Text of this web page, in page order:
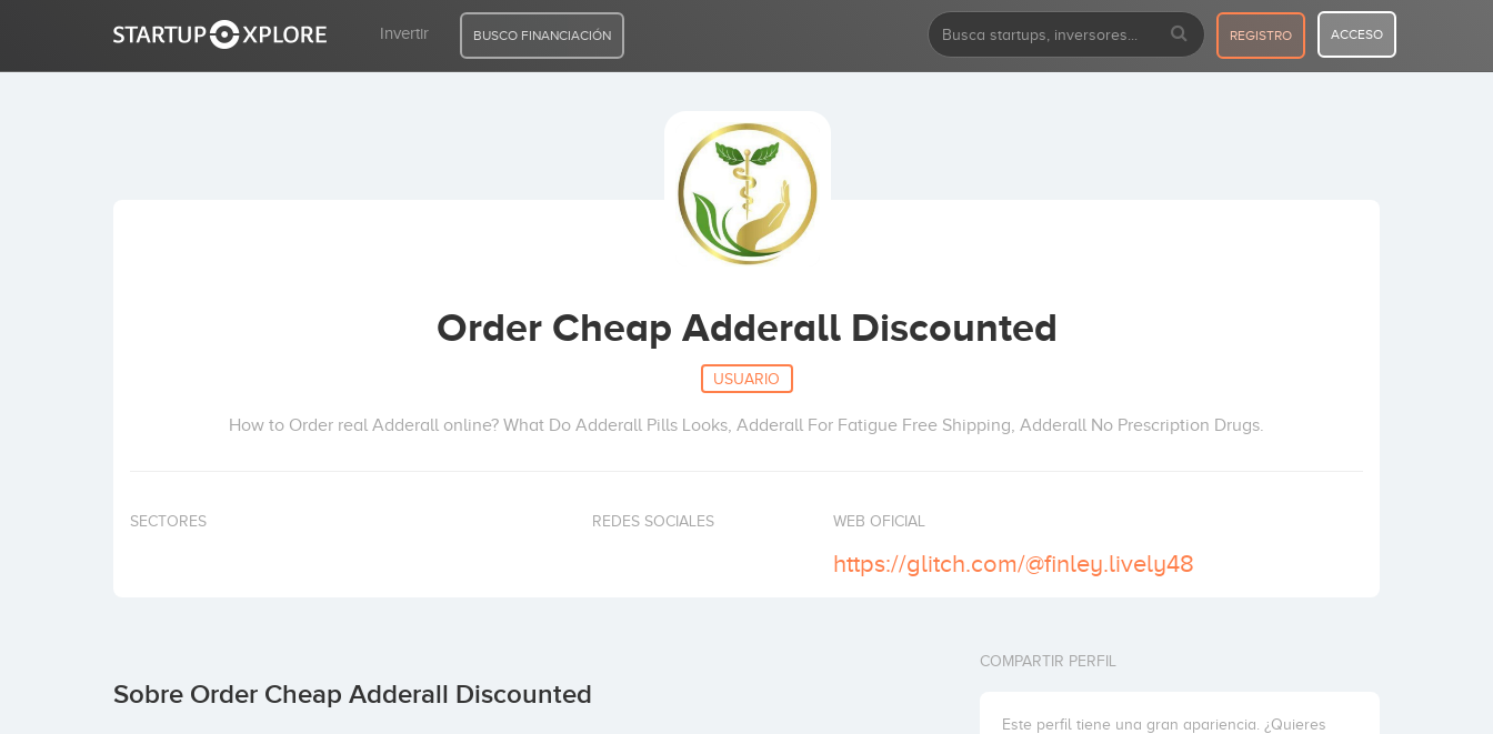
Invertir BUSCO FINANCIACIÓN REGISTRO ACCESO
Order Cheap Adderall Discounted
USUARIO
How to Order real Adderall online? What Do Adderall Pills Looks, Adderall For Fatigue Free Shipping, Adderall No Prescription Drugs.
SECTORES REDES SOCIALES WEB OFICIAL
https://glitch.com/@finley.lively48
Sobre Order Cheap Adderall Discounted
COMPARTIR PERFIL
Este perfil tiene una gran apariencia. ¿Quieres